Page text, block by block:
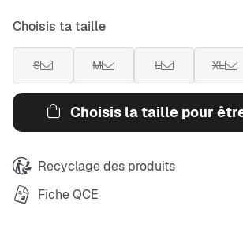
Choisis ta taille
S M L XL
Choisis la taille pour
Recyclage des produits
Fiche QCE